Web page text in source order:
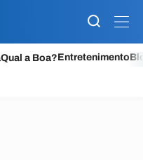
Qual a Boa?Entretenimento